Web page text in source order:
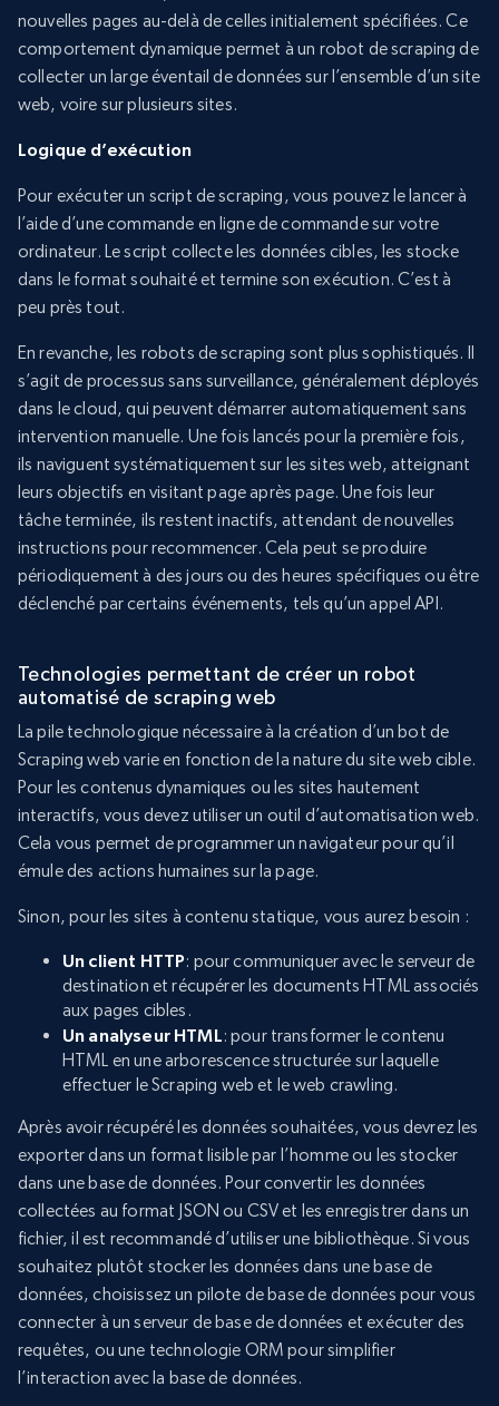
nouvelles pages au-delà de celles initialement spécifiées. Ce
comportement dynamique permet à un robot de scraping de
collecter un large éventail de données sur l’ensemble d’un site
web, voire sur plusieurs sites.
Logique d’exécution
Pour exécuter un script de scraping, vous pouvez le lancer à
l’aide d’une commande en ligne de commande sur votre
ordinateur. Le script collecte les données cibles, les stocke
dans le format souhaité et termine son exécution. C’est à
peu près tout.
En revanche, les robots de scraping sont plus sophistiqués. Il
s’agit de processus sans surveillance, généralement déployés
dans le cloud, qui peuvent démarrer automatiquement sans
intervention manuelle. Une fois lancés pour la première fois,
ils naviguent systématiquement sur les sites web, atteignant
leurs objectifs en visitant page après page. Une fois leur
tâche terminée, ils restent inactifs, attendant de nouvelles
instructions pour recommencer. Cela peut se produire
périodiquement à des jours ou des heures spécifiques ou être
déclenché par certains événements, tels qu’un appel API.
Technologies permettant de créer un robot
automatisé de scraping web
La pile technologique nécessaire à la création d’un bot de
Scraping web varie en fonction de la nature du site web cible.
Pour les contenus dynamiques ou les sites hautement
interactifs, vous devez utiliser un outil d’automatisation web.
Cela vous permet de programmer un navigateur pour qu’il
émule des actions humaines sur la page.
Sinon, pour les sites à contenu statique, vous aurez besoin :
Un client HTTP: pour communiquer avec le serveur de
destination et récupérer les documents HTML associés
aux pages cibles.
Un analyseur HTML: pour transformer le contenu
HTML en une arborescence structurée sur laquelle
effectuer le Scraping web et le web crawling.
Après avoir récupéré les données souhaitées, vous devrez les
exporter dans un format lisible par l’homme ou les stocker
dans une base de données. Pour convertir les données
collectées au format JSON ou CSV et les enregistrer dans un
fichier, il est recommandé d’utiliser une bibliothèque. Si vous
souhaitez plutôt stocker les données dans une base de
données, choisissez un pilote de base de données pour vous
connecter à un serveur de base de données et exécuter des
requêtes, ou une technologie ORM pour simplifier
l’interaction avec la base de données.